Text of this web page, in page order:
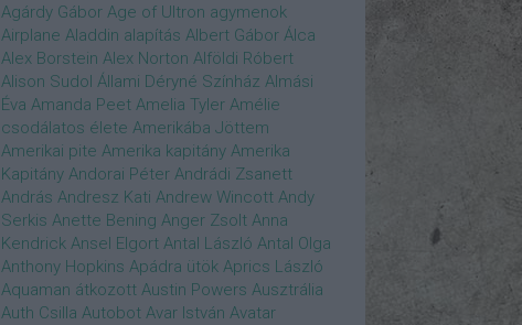
Agárdy Gábor Age of Ultron agymenok
Airplane Aladdin alapítás Albert Gábor Álca
Alex Borstein Alex Norton Alföldi Róbert
Alison Sudol Állami Déryné Színház Almási
Éva Amanda Peet Amelia Tyler Amélie
csodálatos élete Amerikába Jöttem
Amerikai pite Amerika kapitány Amerika
Kapitány Andorai Péter Andrádi Zsanett
András Andresz Kati Andrew Wincott Andy
Serkis Anette Bening Anger Zsolt Anna
Kendrick Ansel Elgort Antal László Antal Olga
Anthony Hopkins Apádra ütök Aprics László
Aquaman átkozott Austin Powers Ausztrália
Auth Csilla Autobot Avar István Avatar